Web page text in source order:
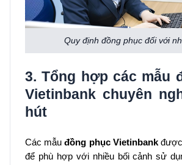
Quy định đồng phục đối với
3. Tổng hợp các mẫu
Vietinbank chuyên
hút
Các mẫu đồng phục Vietinbankđược
để phù hợp với nhiều bối cảnh sử